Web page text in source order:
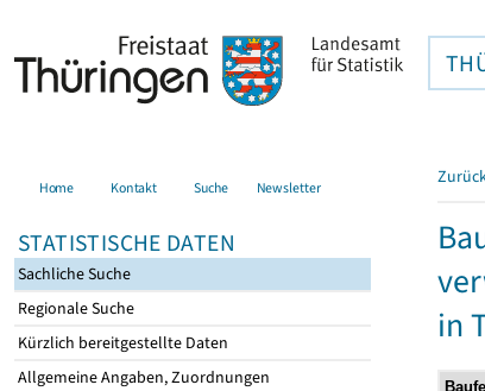
Home Kontakt Suche Newsletter
STATISTISCHE DATEN
Sachliche Suche
Regionale Suche
Kürzlich bereitgestellte Daten
Allgemeine Angaben, Zuordnungen
in